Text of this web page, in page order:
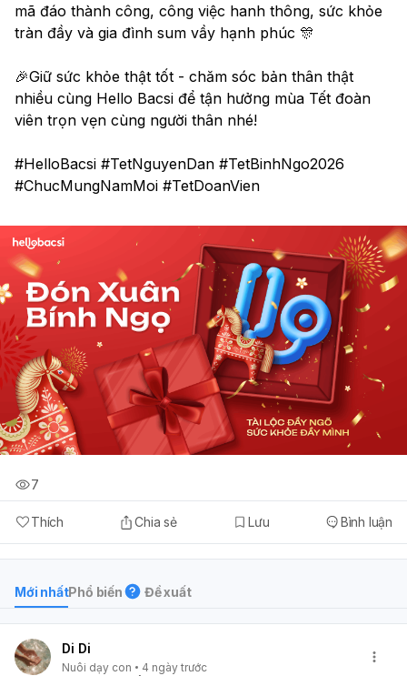
mã đáo thành công, công việc hanh thông, sức khỏe
tràn đầy và gia đình sum vầy hạnh phúc 🎊
🎉Giữ sức khỏe thật tốt - chăm sóc bản thân thật
nhiều cùng Hello Bacsi để tận hưởng mùa Tết đoàn
viên trọn vẹn cùng người thân nhé!
#HelloBacsi #TetNguyenDan #TetBinhNgo2026
#ChucMungNamMoi #TetDoanVien
Thích Chia sẻ Lưu Bình luận
7
Mới nhấtPhổ biến Đề xuất
Di Di
Nuôi dạy con 4 ngày trước